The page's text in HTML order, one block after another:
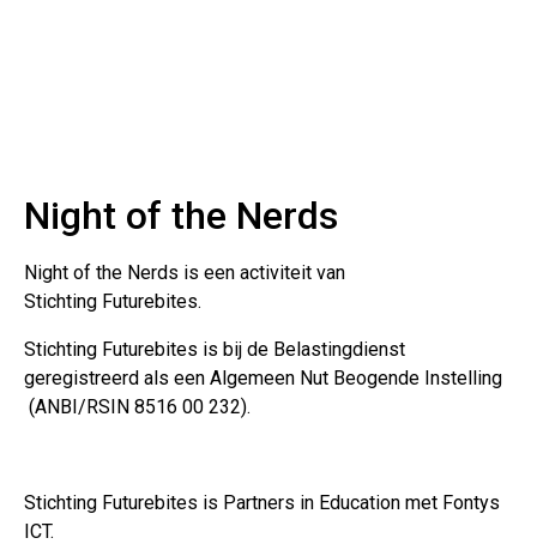
Night of the Nerds
Night of the Nerds is een activiteit van
Stichting Futurebites.
Stichting Futurebites is bij de Belastingdienst
geregistreerd als een Algemeen Nut Beogende Instelling
(ANBI/RSIN 8516 00 232).
Stichting Futurebites is Partners in Education met Fontys
ICT.